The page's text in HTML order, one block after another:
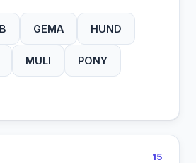
GEMA HUND
MULI PONY
15